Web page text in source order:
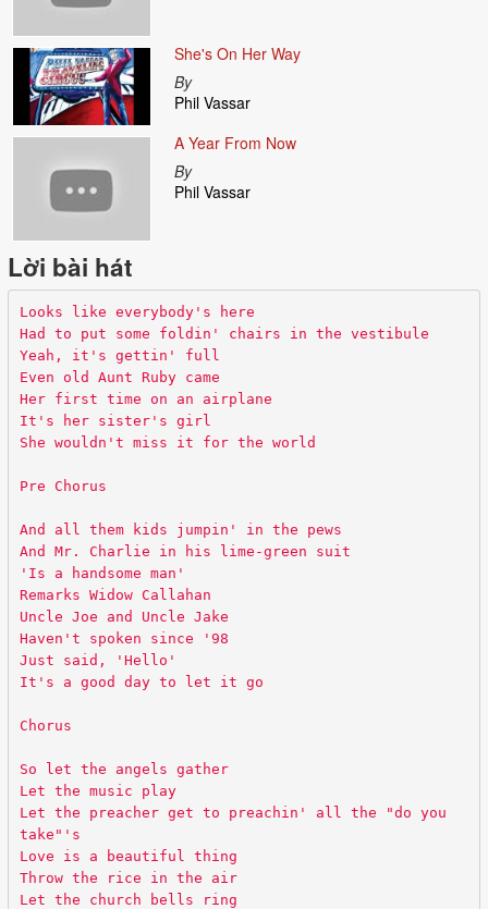
She's On Her Way
By
Phil Vassar
A Year From Now
By
Phil Vassar
Lời bài hát
Looks like everybody's here
Had to put some foldin' chairs in the vestibule
Yeah, it's gettin' full
Even old Aunt Ruby came
Her first time on an airplane
It's her sister's girl
She wouldn't miss it for the world
Pre Chorus
And all them kids jumpin' in the pews
And Mr. Charlie in his lime-green suit
'Is a handsome man'
Remarks Widow Callahan
Uncle Joe and Uncle Jake
Haven't spoken since '98
Just said, 'Hello'
It's a good day to let it go
Chorus
So let the angels gather
Let the music play
Let the preacher get to preachin' all the "do you
take"'s
Love is a beautiful thing
Throw the rice in the air
Let the church bells ring